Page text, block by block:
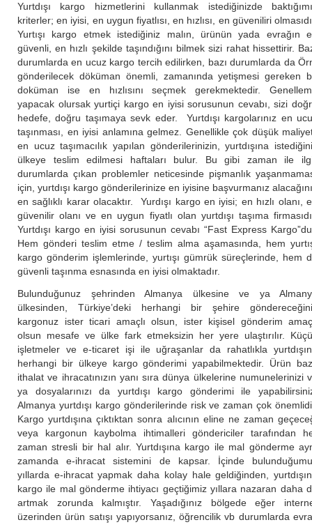
Yurtdışı kargo hizmetlerini kullanmak istediğinizde
kriterler; en iyisi, en uygun fiyatlısı, en hızlısı, en güveniliri
Yurtışı kargo etmek istediğiniz malın, ürünün yada evrağın
güvenli, en hızlı şekilde taşındığını bilmek sizi rahat hissettirir.
durumlarda en ucuz kargo tercih edilirken, bazı durumlarda da
gönderilecek döküman önemli, zamanında yetişmesi gereken
doküman ise en hızlısını seçmek gerekmektedir.
yapacak olursak yurtiçi kargo en iyisi sorusunun cevabı, sizi
hedefe, doğru taşımaya sevk eder. Yurtdışı kargolarınız en
taşınması, en iyisi anlamına gelmez. Genellikle çok düşük
en ucuz taşımacılık yapılan gönderilerinizin, yurtdışına
ülkeye teslim edilmesi haftaları bulur. Bu gibi zaman ile
durumlarda çıkan problemler neticesinde pişmanlık
için, yurtdışı kargo gönderilerinize en iyisine başvurmanız
en sağlıklı karar olacaktır. Yurdışı kargo en iyisi; en hızlı olanı,
güvenilir olanı ve en uygun fiyatlı olan yurtdışı taşıma
Yurtdışı kargo en iyisi sorusunun cevabı “Fast Express
Hem gönderi teslim etme / teslim alma aşamasında, hem
kargo gönderim işlemlerinde, yurtışı gümrük süreçlerinde, hem
güvenli taşınma esnasında en iyisi olmaktadır.
Bulunduğunuz şehrinden Almanya ülkesine ve ya
ülkesinden, Türkiye’deki herhangi bir şehire
kargonuz ister ticari amaçlı olsun, ister kişisel gönderim
olsun mesafe ve ülke fark etmeksizin her yere ulaştırılır.
işletmeler ve e-ticaret işi ile uğraşanlar da rahatlıkla
herhangi bir ülkeye kargo gönderimi yapabilmektedir. Ürün
ithalat ve ihracatınızın yanı sıra dünya ülkelerine numunelerinizi
ya dosyalarınızı da yurtdışı kargo gönderimi ile
Almanya yurtdışı kargo gönderilerinde risk ve zaman çok
Kargo yurtdışına çıktıktan sonra alıcının eline ne zaman
veya kargonun kaybolma ihtimalleri göndericiler tarafından
zaman stresli bir hal alır. Yurtdışına kargo ile mal gönderme
zamanda e-ihracat sistemini de kapsar. İçinde
yıllarda e-ihracat yapmak daha kolay hale geldiğinden,
kargo ile mal gönderme ihtiyacı geçtiğimiz yıllara nazaran daha
artmak zorunda kalmıştır. Yaşadığınız bölgede eğer
üzerinden ürün satışı yapıyorsanız, öğrencilik vb durumlarda